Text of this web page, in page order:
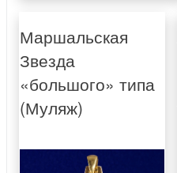
Маршальская
Звезда
«большого» типа
(Муляж)